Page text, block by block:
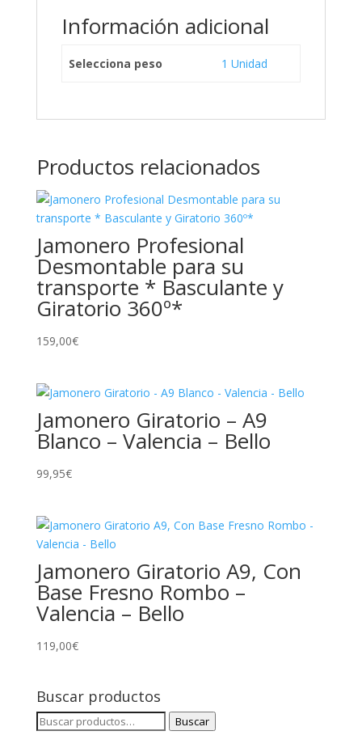
Información adicional
Selecciona peso 1 Unidad
Productos relacionados
Jamonero Profesional
Desmontable para su
transporte * Basculante y
Giratorio 360º*
159,00€
Jamonero Giratorio – A9
Blanco – Valencia – Bello
99,95€
Jamonero Giratorio A9, Con
Base Fresno Rombo –
Valencia – Bello
119,00€
Buscar productos
Buscar
Buscar